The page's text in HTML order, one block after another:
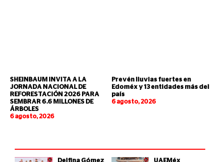
SHEINBAUM INVITA A LA
JORNADA NACIONAL DE
REFORESTACIÓN 2026 PARA
SEMBRAR 6.6 MILLONES DE
ÁRBOLES
6 agosto, 2026
Prevén lluvias fuertes en
Edoméx y 13 entidades más del
país
6 agosto, 2026